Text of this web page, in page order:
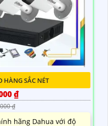
HÀNG SẮC NÉT
₫
₫
hãng Dahua với độ